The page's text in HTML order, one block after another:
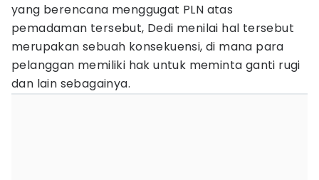
yang berencana menggugat PLN atas
pemadaman tersebut, Dedi menilai hal tersebut
merupakan sebuah konsekuensi, di mana para
pelanggan memiliki hak untuk meminta ganti rugi
dan lain sebagainya.